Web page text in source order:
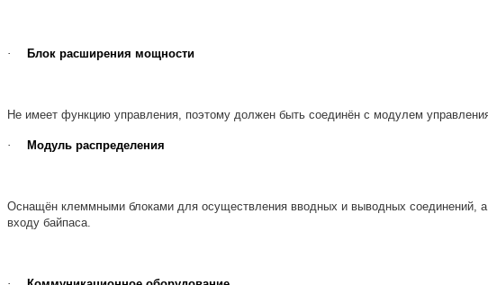
· Блок расширения мощности
Не имеет функцию управления, поэтому должен быть соединён с модулем
· Модуль распределения
Оснащён клеммными блоками для осуществления вводных и выводных соединений,
входу байпаса.